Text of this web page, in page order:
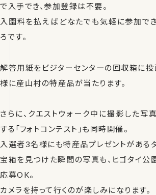
で入手でき、参加登録は不要。
入園料を払えばどなたでも気軽に参加で
ろです。
解答用紙をビジターセンターの回収箱に投
様に産山村の特産品が当たります。
さらに、クエストウォーク中に撮影した
する「フォトコンテスト」も同時開催。
入選者3名様にも特産品プレゼントがあるダ
宝箱を見つけた瞬間の写真も、ヒゴタイ公
応募OK。
カメラを持って行くのが楽しみになります。